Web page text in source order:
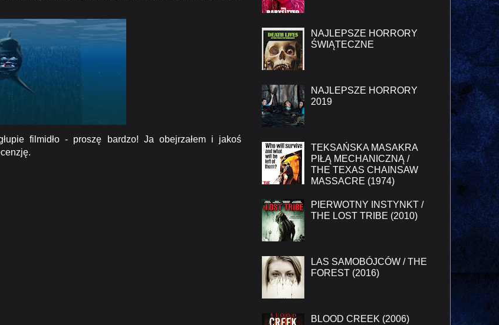
filmidło - proszę bardzo! Ja obejrzałem i jakoś
NAJLEPSZE HORRORY
ŚWIĄTECZNE
NAJLEPSZE HORRORY
2019
TEKSAŃSKA MASAKRA
PIŁĄ MECHANICZNĄ /
THE TEXAS CHAINSAW
MASSACRE (1974)
PIERWOTNY INSTYNKT /
THE LOST TRIBE (2010)
LAS SAMOBÓJCÓW / THE
FOREST (2016)
BLOOD CREEK (2006)